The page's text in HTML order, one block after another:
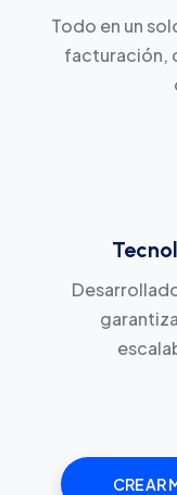
Todo en un
facturación,
CREAR